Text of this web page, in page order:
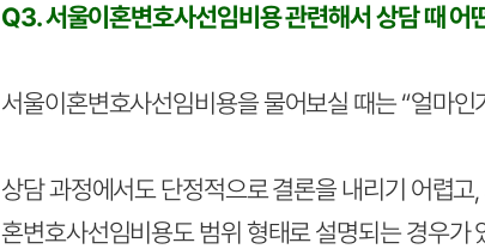
Q3. 서울이혼변호사선임비용 관련해서 상담 때 어
서울이혼변호사선임비용을 물어보실 때는 “얼마
상담 과정에서도 단정적으로 결론을 내리기 어렵
혼변호사선임비용도 범위 형태로 설명되는 경우가